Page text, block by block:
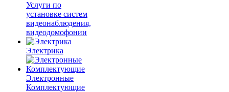
Услуги по
установке систем
видеонаблюдения,
видеодомофонии
Электрика
Электронные
Комплектующие